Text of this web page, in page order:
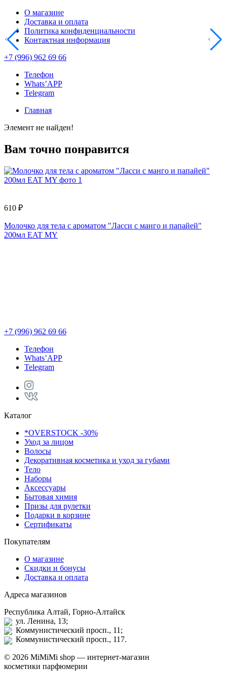
О магазине
Доставка и оплата
Политика конфиденциальности
Контактная информация
+7 (996) 962 69 66
Телефон
Whats’APP
Telegram
Главная
Элемент не найден!
Вам точно понравится
610 ₽
Молочко для тела с ароматом "Ласси с манго и папайей"
200мл EAT MY
+7 (996) 962 69 66
Телефон
Whats’APP
Telegram
Каталог
*OVERSTOCK -30%
Уход за лицом
Волосы
Декоративная косметика и уход за губами
Тело
Наборы
Аксессуары
Бытовая химия
Призы для рулетки
Подарки в корзине
Сертификаты
Покупателям
О магазине
Скидки и бонусы
Доставка и оплата
Адреса магазинов
Республика Алтай, Горно-Алтайск
ул. Ленина, 13;
Коммунистический просп., 11;
Коммунистический просп., 117.
© 2026 MiMiMi shop — интернет-магазин
косметики парфюмерии